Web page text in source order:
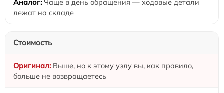
Чаще в день обращения — ходовые детали
лежат на складе
Стоимость
Выше, но к этому узлу вы, как правило,
больше не возвращаетесь